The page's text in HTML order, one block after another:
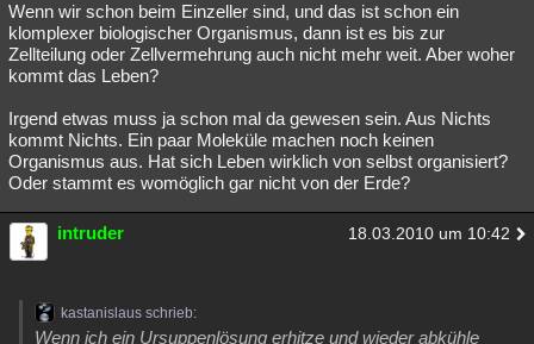
Wenn wir schon beim Einzeller sind, und das ist schon ein
klomplexer biologischer Organismus, dann ist es bis zur
Zellteilung oder Zellvermehrung auch nicht mehr weit. Aber woher
kommt das Leben?
Irgend etwas muss ja schon mal da gewesen sein. Aus Nichts
kommt Nichts. Ein paar Moleküle machen noch keinen
Organismus aus. Hat sich Leben wirklich von selbst organisiert?
Oder stammt es womöglich gar nicht von der Erde?
intruder 18.03.2010 um 10:42
kastanislaus schrieb:
Wenn ich ein Ursuppenlösung erhitze und wieder abkühle